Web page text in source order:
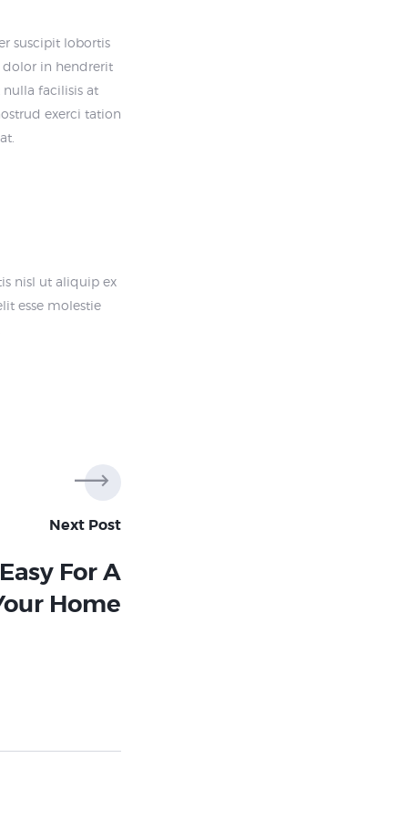
suscipit lobortis
dolor in hendrerit
facilisis at
exerci tation
nisl ut aliquip ex
esse molestie
Next Post
For A
Home